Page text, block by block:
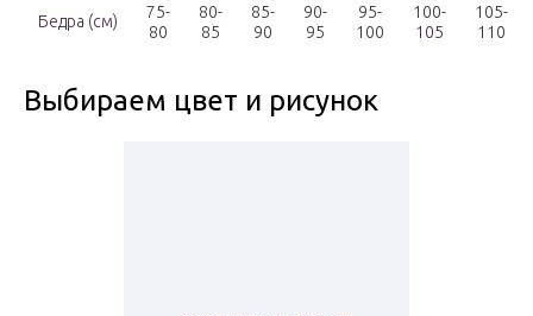
Бедра (см)
75-
80
80-
85
85-
90
90-
95
95-
100
100-
105
105-
110
Выбираем цвет и рисунок